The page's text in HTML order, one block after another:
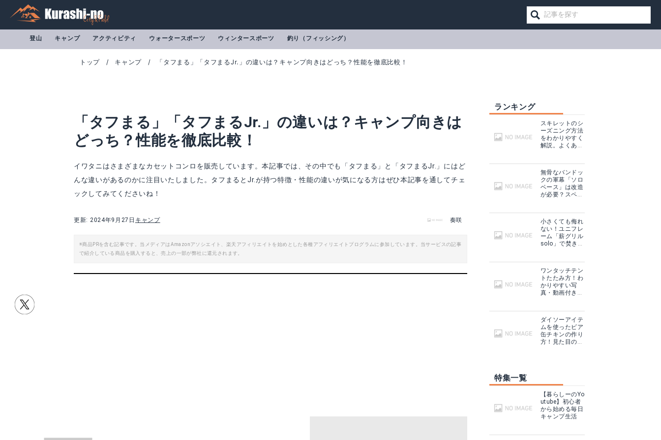
登山 キャンプ アクティビティ ウォータースポーツ ウィンタースポーツ 釣り（フィッシング）
トップ キャンプ 「タフまる」「タフまるJr.」の違いは？キャンプ向きはどっち？性能を徹底比較！
「タフまる」「タフまるJr.」の違いは？キャンプ向きは
どっち？性能を徹底比較！
イワタニはさまざまなカセットコンロを販売しています。本記事では、その中でも「タフまる」と「タフまるJr.」にはど
んな違いがあるのかに注目いたしました。タフまるとJr.が持つ特徴・性能の違いが気になる方はぜひ本記事を通してチェ
ックしてみてくださいね！
更新: 2024年9月27日 キャンプ 奏咲
※商品PRを含む記事です。当メディアはAmazonアソシエイト、楽天アフィリエイトを始めとした各種アフィリエイトプログラムに参加しています。当サービスの記事
で紹介している商品を購入すると、売上の一部が弊社に還元されます。
ランキング
スキレットのシ
ーズニング方法
をわかりやすく
解説。よくある
無骨なバンドッ
クの軍幕「ソロ
ベース」は改造
が必要？スペッ
小さくても侮れ
ない！ユニフレ
ーム「薪グリル
solo」で焚き火
ワンタッチテン
トたたみ方！わ
かりやすい写
真・動画付きで
ダイソーアイテ
ムを使ったビア
缶チキンの作り
方！見た目のイ
特集一覧
【暮らしーのYo
utube】初心者
から始める毎日
キャンプ生活